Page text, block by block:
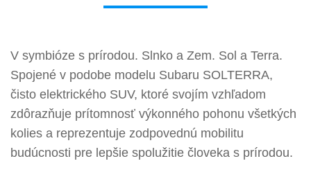
V symbióze s prírodou. Slnko a Zem. Sol a Terra.
Spojené v podobe modelu Subaru SOLTERRA,
čisto elektrického SUV, ktoré svojím vzhľadom
zdôrazňuje prítomnosť výkonného pohonu všetkých
kolies a reprezentuje zodpovednú mobilitu
budúcnosti pre lepšie spolužitie človeka s prírodou.